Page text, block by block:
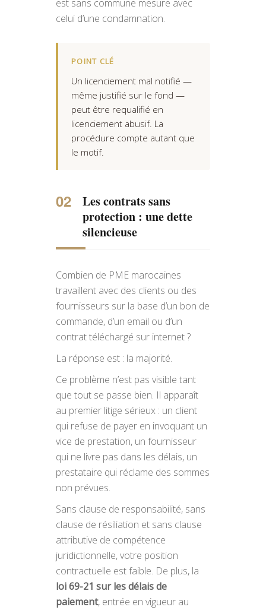
est sans commune mesure avec
celui d’une condamnation.
POINT CLÉ
Un licenciement mal notifié —
même justifié sur le fond —
peut être requalifié en
licenciement abusif. La
procédure compte autant que
le motif.
Les contrats sans
protection : une dette
silencieuse
Combien de PME marocaines
travaillent avec des clients ou des
fournisseurs sur la base d’un bon de
commande, d’un email ou d’un
contrat téléchargé sur internet ?
La réponse est : la majorité.
Ce problème n’est pas visible tant
que tout se passe bien. Il apparaît
au premier litige sérieux : un client
qui refuse de payer en invoquant un
vice de prestation, un fournisseur
qui ne livre pas dans les délais, un
prestataire qui réclame des sommes
non prévues.
Sans clause de responsabilité, sans
clause de résiliation et sans clause
attributive de compétence
juridictionnelle, votre position
contractuelle est faible. De plus, la
loi 69-21 sur les délais de
paiement, entrée en vigueur au